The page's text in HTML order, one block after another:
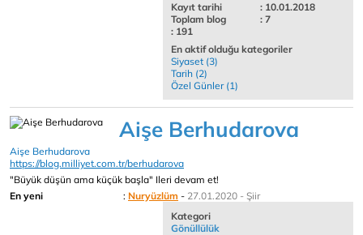
Kayıt tarihi
: 10.01.2018
Toplam blog
: 7
: 191
En aktif olduğu kategoriler
Siyaset (3)
Tarih (2)
Özel Günler (1)
Aişe Berhudarova
Aişe Berhudarova
https://blog.milliyet.com.tr/berhudarova
"Büyük düşün ama küçük başla" Ileri devam et!
En yeni
: Nuryüzlüm - 27.01.2020 - Şiir
Kategori
Gönüllülük